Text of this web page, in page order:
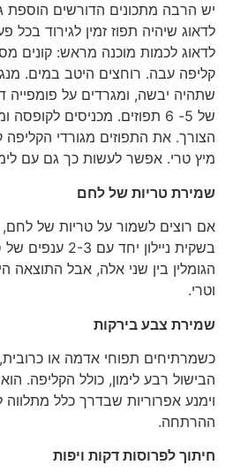
יש הרבה מתכונים הדורשים הוספת
לדאוג שיהיה תפוז זמין לגירוד בכל
לדאוג לכמות מוכנה מראש: קונים
קליפה עבה. רוחצים היטב במים.
שתהיה יבשה, ומגרדים על פומפייה
של 5- 6 תפוזים. מכניסים לקופסה
הצורך. את התפוזים מגורדי הקליפה
מיץ טרי. אפשר לעשות כך גם עם
שמירת טריות של לחם
אם רוצים לשמור על טריות של לחם,
בשקית ניילון יחד עם
הגומלין בין שני אלה, אבל התוצאה
וטרי.
שמירת צבע בירקות
כשמרתיחים תפוחי אדמה או כרובית,
הבישול רבע לימון, כולל הקליפה. הוא
וימנע אפרוריות שבדרך כלל מתלווה
ההרתחה.
חיתוך לפרוסות דקות ויפות